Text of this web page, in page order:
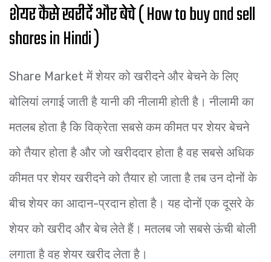
शेयर कैसे खरीदें और बेचे ( How to buy and sell
shares in Hindi )
Share Market में शेयर को खरीदने और बेचने के लिए
बोलियां लगाई जाती है यानी की नीलामी होती है। नीलामी का
मतलब होता है कि विक्रेता सबसे कम कीमत पर शेयर बेचने
को तैयार होता है और जो खरीददार होता है वह सबसे अधिक
कीमत पर शेयर खरीदने को तैयार हो जाता है तब उन दोनों के
बीच शेयर का आदान-प्रदान होता है। यह दोनों एक दूसरे के
शेयर को खरीद और बेच लेते हैं। मतलब जो सबसे ऊंची बोली
लगाता है वह शेयर खरीद लेता है।